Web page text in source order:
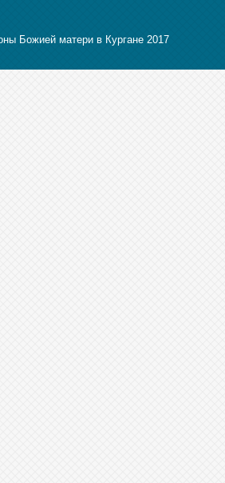
Божией матери в Кургане 2017